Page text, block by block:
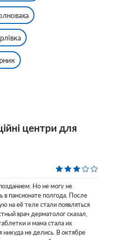
центри для
Но не могу не
в пансионате полгода. После
на её теле стали появляться
врач дерматолог сказал,
и мама стала их
никуда не делись. В октябре